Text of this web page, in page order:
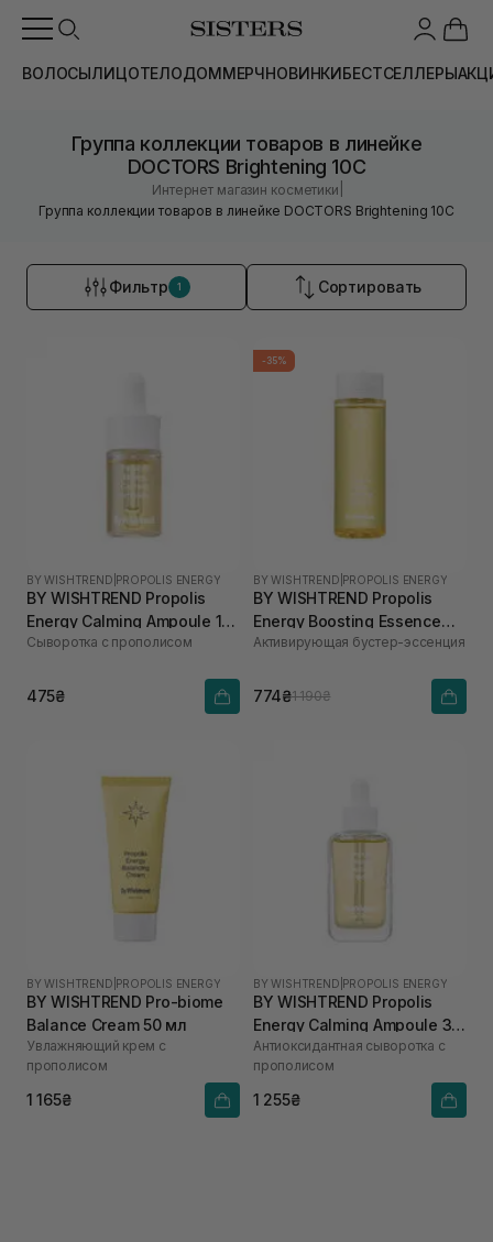
ВОЛОСЫЛИЦОТЕЛОДОММЕРЧНОВИНКИБЕСТСЕЛЛЕРЫ
Группа коллекции товаров в линейке
DOCTORS Brightening 10C
Интернет магазин косметики
Группа коллекции товаров в линейке DOCTORS Brightening 10C
Фильтр 1 Сортировать
BY WISHTREND PROPOLIS ENERGY
BY WISHTREND Propolis
Energy Calming Ampoule 10
мл
Сыворотка с прополисом
475₴
-35%
BY WISHTREND PROPOLIS ENERGY
BY WISHTREND Propolis
Energy Boosting Essence
100 мл
Активирующая бустер-эссенция
774₴1 190₴
BY WISHTREND PROPOLIS ENERGY
BY WISHTREND Pro-biome
Balance Cream 50 мл
Увлажняющий крем с
прополисом
1 165₴
BY WISHTREND PROPOLIS ENERGY
BY WISHTREND Propolis
Energy Calming Ampoule 30
мл
Антиоксидантная сыворотка с
прополисом
1 255₴